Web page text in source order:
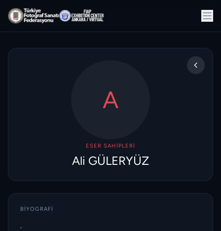
A
ESER SAHIPLERI
Ali GÜLERYÜZ
BIYOGRAFI
.